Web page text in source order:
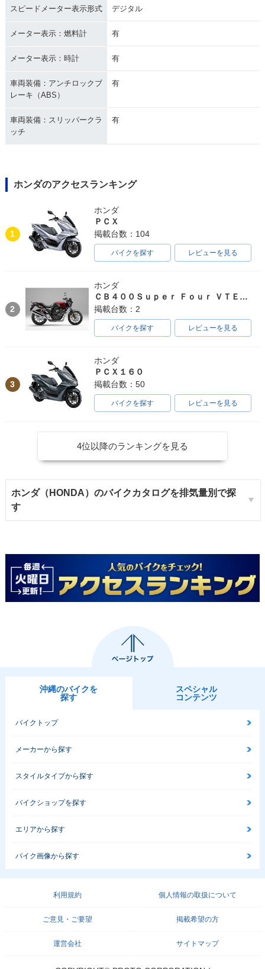
スピードメーター表示形式 デジタル
メーター表示：燃料計 有
メーター表示：時計 有
車両装備：アンチロックブ
レーキ（ABS）
有
車両装備：スリッパークラ
ッチ
有
ホンダのアクセスランキング
1
ホンダ
ＰＣＸ
掲載台数：104
バイクを探す レビューを見る
2
ホンダ
ＣＢ４００Ｓｕｐｅｒ Ｆｏｕｒ ＶＴＥＣ ＳＰＥＣ３
掲載台数：2
バイクを探す レビューを見る
3
ホンダ
ＰＣＸ１６０
掲載台数：50
バイクを探す レビューを見る
4位以降のランキングを見る
ホンダ（HONDA）のバイクカタログを排気量別で探
す
沖縄のバイクを
探す
スペシャル
コンテンツ
バイクトップ
メーカーから探す
スタイルタイプから探す
バイクショップを探す
エリアから探す
バイク画像から探す
利用規約 個人情報の取扱について
ご意見・ご要望 掲載希望の方
運営会社 サイトマップ